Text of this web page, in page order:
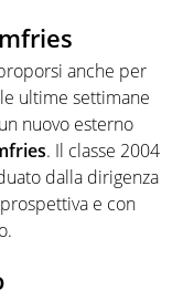
anche per
ultime settimane
nuovo esterno
. Il classe 2004
dalla dirigenza
e con